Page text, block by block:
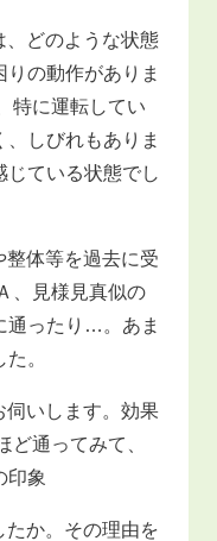
、どのような状態
の動作がありま
特に運転してい
しびれもありま
じている状態でし
整体等を過去に受
、見様見真似の
通ったり…。あま
。
いします。効果
ど通ってみて、
印象
たか。その理由を